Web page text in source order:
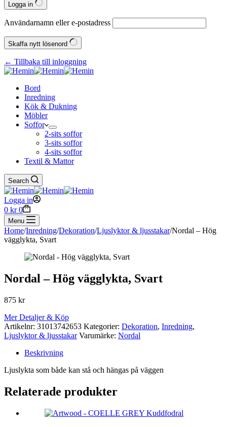
Logga in
Användarnamn eller e‑postadress
Skaffa nytt lösenord
← Tillbaka till inloggning
Bord
Inredning
Kök & Dukning
Möbler
Soffor
2-sits soffor
3-sits soffor
4-sits soffor
Textil & Mattor
Search
Logga in
Shopping
cart
0 kr 0
Menu
Home/Inredning/Dekoration/Ljuslyktor & ljusstakar/Nordal – Hög
vägglykta, Svart
Nordal – Hög vägglykta, Svart
875 kr
Mer Detaljer & Köp
Artikelnr: 31013742653 Kategorier: Dekoration, Inredning,
Ljuslyktor & ljusstakar Varumärke: Nordal
Beskrivning
Ljuslykta som både kan stå och hängas på väggen
Relaterade produkter